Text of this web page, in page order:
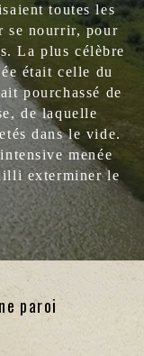
toutes les
se nourrir, pour
La plus célèbre
était celle du
pourchassé de
de laquelle
dans le vide.
menée
exterminer le
paroi